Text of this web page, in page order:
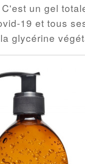
C'est un gel
19 et tous
glycérine